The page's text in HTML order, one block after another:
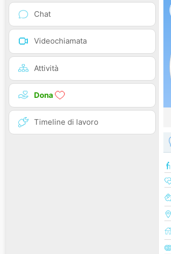
Chat
Videochiamata
Attività
Dona
Timeline di lavoro